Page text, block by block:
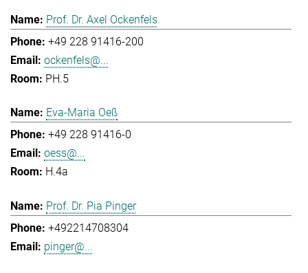
Prof. Dr. Axel Ockenfels
+49 228 91416-200
ockenfels@...
PH.5
Eva-Maria Oeß
+49 228 91416-0
oess@...
H.4a
Prof. Dr. Pia Pinger
+492214708304
pinger@...